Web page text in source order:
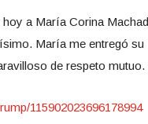
a María Corina
María me entregó
de respeto
115902023696178994